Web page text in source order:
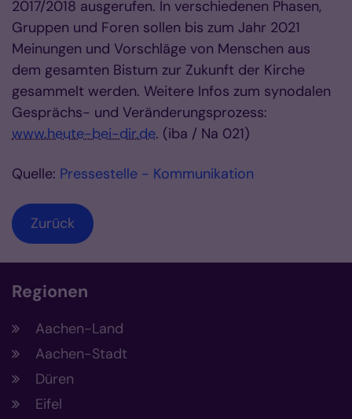
2017/2018 ausgerufen. In verschiedenen Phasen,
Gruppen und Foren sollen bis zum Jahr 2021
Meinungen und Vorschläge von Menschen aus
dem gesamten Bistum zur Zukunft der Kirche
gesammelt werden. Weitere Infos zum synodalen
Gesprächs- und Veränderungsprozess:
www.heute-bei-dir.de. (iba / Na 021)
Quelle: Pressestelle - Kommunikation
Zurück
Regionen
Aachen-Land
Aachen-Stadt
Düren
Eifel